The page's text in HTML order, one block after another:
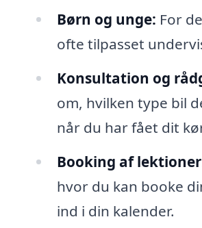
Børn og unge: For
ofte tilpasset
Konsultation og
om, hvilken type bil
når du har fået dit
Booking af
hvor du kan booke
ind i din kalender.